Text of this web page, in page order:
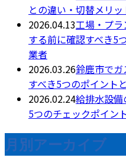
との違い・切替メリ
2026.04.13工場・プ
する前に確認すべき5
業者
2026.03.26鈴鹿市で
すべき5つのポイント
2026.02.24給排水設
5つのチェックポイン
月別アーカイブ